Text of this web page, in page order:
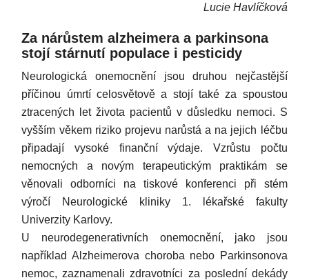
Lucie Havlíčková
Za nárůstem alzheimera a parkinsona
stojí stárnutí populace i pesticidy
Neurologická onemocnění jsou druhou nejčastější
příčinou úmrtí celosvětově a stojí také za spoustou
ztracených let života pacientů v důsledku nemoci. S
vyšším věkem riziko projevu narůstá a na jejich léčbu
připadají vysoké finanční výdaje. Vzrůstu počtu
nemocných a novým terapeutickým praktikám se
věnovali odborníci na tiskové konferenci při stém
výročí Neurologické kliniky 1. lékařské fakulty
Univerzity Karlovy.
U neurodegenerativních onemocnění, jako jsou
například Alzheimerova choroba nebo Parkinsonova
nemoc, zaznamenali zdravotníci za poslední dekády